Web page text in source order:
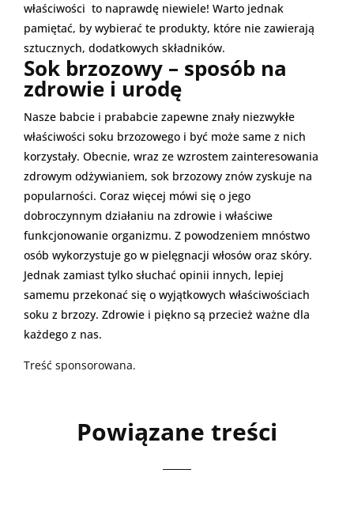
właściwości to naprawdę niewiele! Warto jednak
pamiętać, by wybierać te produkty, które nie zawierają
sztucznych, dodatkowych składników.
Sok brzozowy – sposób na
zdrowie i urodę
Nasze babcie i prababcie zapewne znały niezwykłe
właściwości soku brzozowego i być może same z nich
korzystały. Obecnie, wraz ze wzrostem zainteresowania
zdrowym odżywianiem, sok brzozowy znów zyskuje na
popularności. Coraz więcej mówi się o jego
dobroczynnym działaniu na zdrowie i właściwe
funkcjonowanie organizmu. Z powodzeniem mnóstwo
osób wykorzystuje go w pielęgnacji włosów oraz skóry.
Jednak zamiast tylko słuchać opinii innych, lepiej
samemu przekonać się o wyjątkowych właściwościach
soku z brzozy. Zdrowie i piękno są przecież ważne dla
każdego z nas.
Treść sponsorowana.
Powiązane treści